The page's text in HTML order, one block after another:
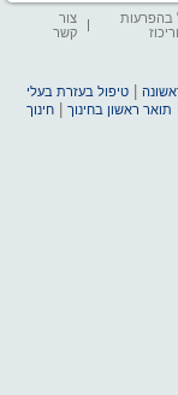
בהפרעות
צור
קשר
|טיפול בעזרת בעלי
תואר ראשון בחינוך |חינוך